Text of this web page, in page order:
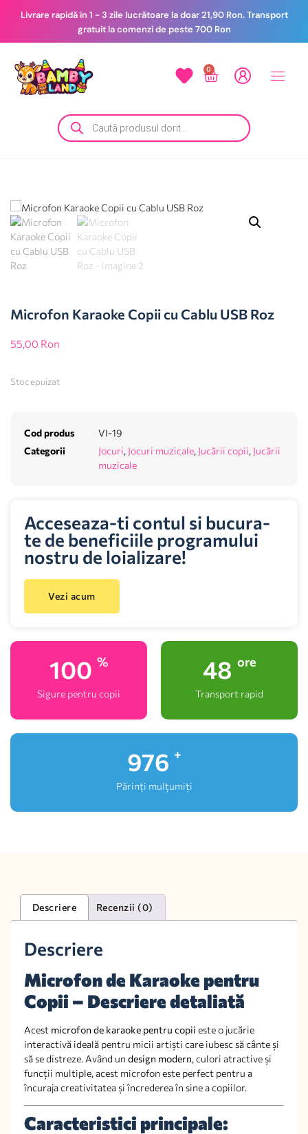
Livrare rapidă în 1 - 3 zile lucrătoare la doar 21,90 Ron. Transport
gratuit la comenzi de peste 700 Ron
0
Microfon Karaoke Copii cu Cablu USB Roz
55,00 Ron
Stoc epuizat
Cod produs
VI-19
Categorii
Jocuri, Jocuri muzicale, Jucării copii, Jucării
muzicale
Acceseaza-ti contul si bucura-
te de beneficiile programului
nostru de loializare!
Vezi acum
100 %
Sigure pentru copii
48 ore
Transport rapid
1,000
Părinți mulțumiți
Descriere Recenzii (0)
Descriere
Microfon de Karaoke pentru
Copii – Descriere detaliată
Acest microfon de karaoke pentru copii este o jucărie
interactivă ideală pentru micii artiști care iubesc să cânte și
să se distreze. Având un design modern, culori atractive și
funcții multiple, acest microfon este perfect pentru a
încuraja creativitatea și încrederea în sine a copiilor.
Caracteristici principale: